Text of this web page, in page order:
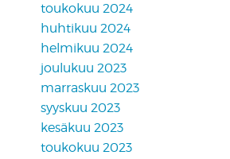
toukokuu 2024
huhtikuu 2024
helmikuu 2024
joulukuu 2023
marraskuu 2023
syyskuu 2023
kesäkuu 2023
toukokuu 2023